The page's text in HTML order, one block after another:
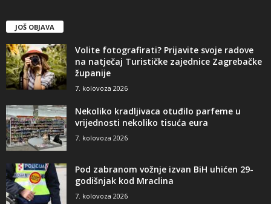
JOŠ OBJAVA
Volite fotografirati? Prijavite svoje radove
na natječaj Turističke zajednice Zagrebačke
županije
7. kolovoza 2026
Nekoliko kradljivaca otuđilo parfeme u
vrijednosti nekoliko tisuća eura
7. kolovoza 2026
Pod zabranom vožnje izvan BiH uhićen 29-
godišnjak kod Mraclina
7. kolovoza 2026